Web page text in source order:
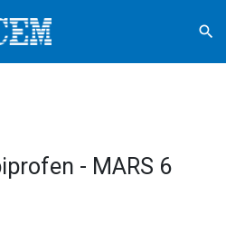
search
- MARS 6